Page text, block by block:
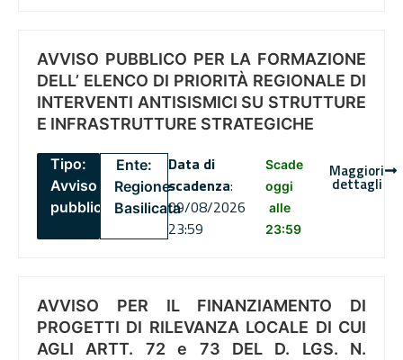
AVVISO PUBBLICO PER LA FORMAZIONE
DELL’ ELENCO DI PRIORITÀ REGIONALE DI
INTERVENTI ANTISISMICI SU STRUTTURE
E INFRASTRUTTURE STRATEGICHE
Tipo:
Avviso
pubblico
Ente:
Regione
Basilicata
Data di
scadenza:
09/08/2026
23:59
Scade
oggi
alle
23:59
Maggiori
dettagli
AVVISO PER IL FINANZIAMENTO DI
PROGETTI DI RILEVANZA LOCALE DI CUI
AGLI ARTT. 72 e 73 DEL D. LGS. N.